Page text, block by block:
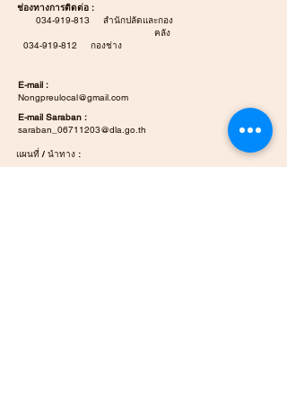
ช่องทางการติดต่อ :
034-919-813 สำนักปลัดและกอง
คลัง
034-919-812 กองช่าง
E-mail :
Nongpreulocal@gmail.com
E-mail Saraban :
saraban_06711203@dla.go.th
แผนที่ / นำทาง :